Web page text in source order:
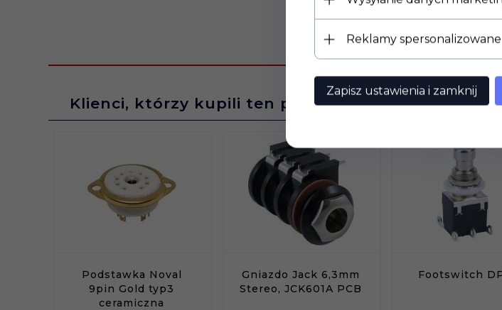
Klienci, którzy kupili ten produkt wybrali również...
Podstawka Noval
9pin Gold typ3
ceramiczna
Gniazdo Jack 6,3mm
Stereo, JCK601A PCB
Footswitch
Reklamy spersonalizowane
Zapisz ustawienia i zamknij